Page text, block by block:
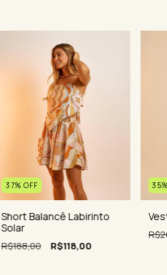
37% OFF
Short Balancê Labirinto
Solar
R$188,00 R$118,00
35